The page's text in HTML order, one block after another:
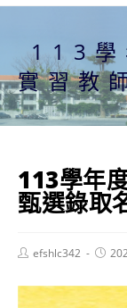
113學
實習教
113學年
甄選錄取
Postefshlc342
Post